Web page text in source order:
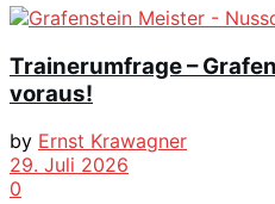
Trainerumfrage –
voraus!
by Ernst Krawagner
29. Juli 2026
0